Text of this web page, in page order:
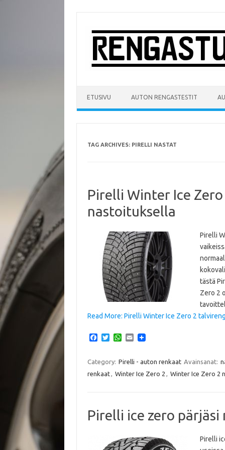
content
ETUSIVU AUTON RENGASTESTIT
TAG ARCHIVES: PIRELLI NASTAT
Pirelli Winter Ice
nastoituksella
Pirelli
tästä
Zero 2
Read More: Pirelli Winter Ice Zero 2
e
b
o
T
t
e
W
t
s
A
E
i
Category: Pirelli - auton renkaat Avainsanat:
renkaat, Winter Ice Zero 2 , Winter Ice Zero 2
Pirelli ice zero pärjäsi
Pirelli